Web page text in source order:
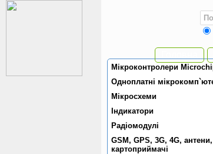
Мiкроконтролери
Одноплатнi
Мiкросхеми
Індикатори
Радiомодулi
GSM, GPS, 3G, 4G, антени,
картоприймачi